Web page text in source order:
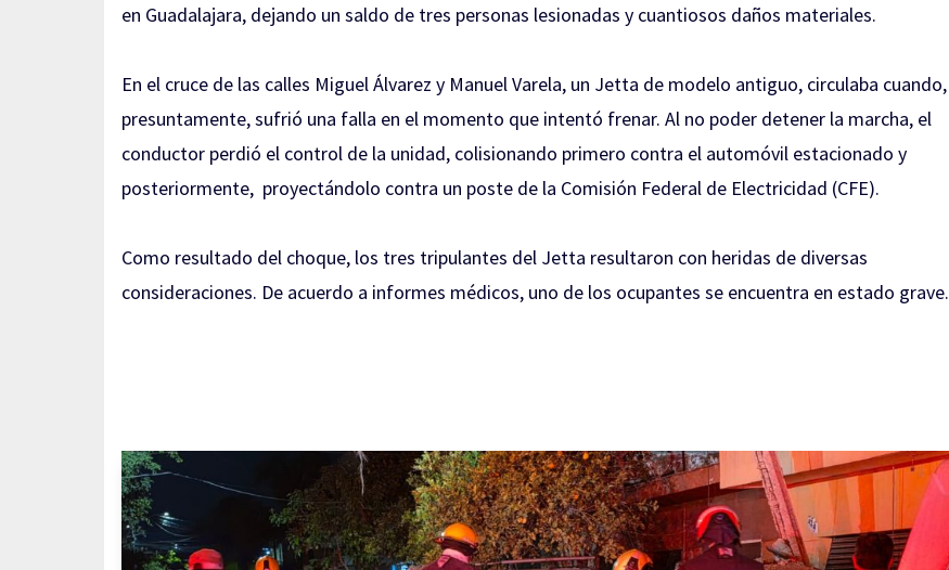
en Guadalajara, dejando un saldo de tres personas lesionadas y cuantiosos daños materiales.
En el cruce de las calles Miguel Álvarez y Manuel Varela, un Jetta de modelo antiguo, circulaba cuando,
presuntamente, sufrió una falla en el momento que intentó frenar. Al no poder detener la marcha, el
conductor perdió el control de la unidad, colisionando primero contra el automóvil estacionado y
posteriormente, proyectándolo contra un poste de la Comisión Federal de Electricidad (CFE).
Como resultado del choque, los tres tripulantes del Jetta resultaron con heridas de diversas
consideraciones. De acuerdo a informes médicos, uno de los ocupantes se encuentra en estado grave.